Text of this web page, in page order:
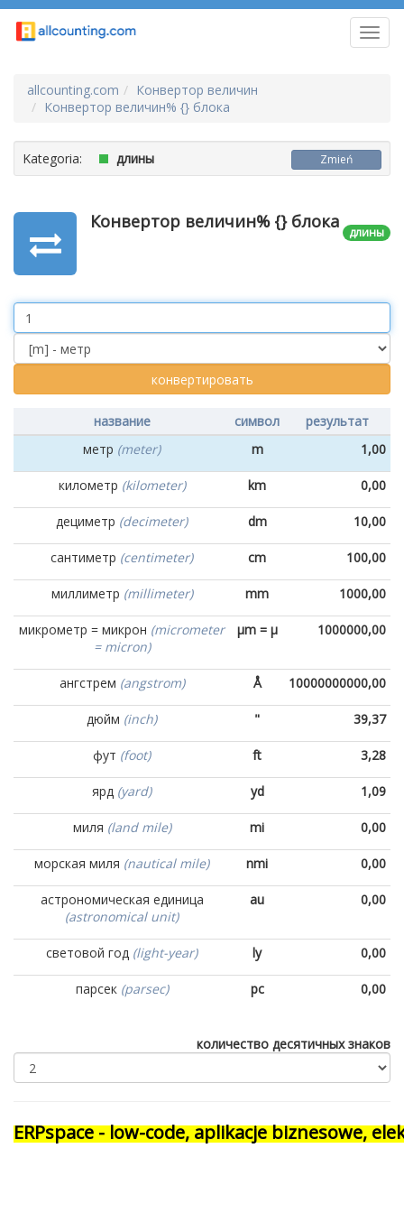
allcounting.com
Конвертор величин
Конвертор величин% {} блока
Kategoria: длины Zmień
длины
Конвертор величин% {} блока
Value
Unit
название символ
результат
метр (meter) m 1,00
километр (kilometer) km 0,00
дециметр (decimeter) dm 10,00
сантиметр (centimeter) cm 100,00
миллиметр (millimeter) mm 1000,00
микрометр = микрон (micrometer
= micron)
µm = µ 1000000,00
ангстрем (angstrom) Å 10000000000,00
дюйм (inch) " 39,37
фут (foot) ft 3,28
ярд (yard) yd 1,09
миля (land mile) mi 0,00
морская миля (nautical mile) nmi 0,00
астрономическая единица
(astronomical unit)
au 0,00
световой год (light-year) ly 0,00
парсек (parsec) pc 0,00
количество десятичных знаков
ERPspace - low-code, aplikacje biznesowe,